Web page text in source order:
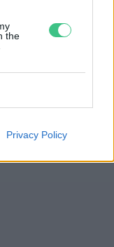
the
Privacy Policy
levelet
–
terjedtek el a
erről